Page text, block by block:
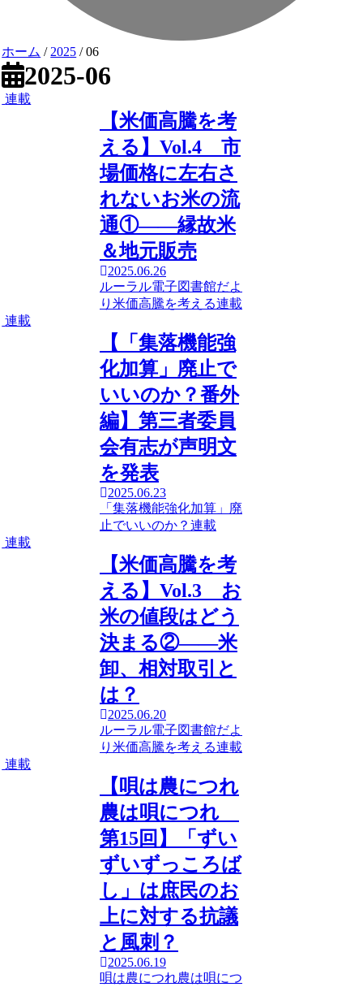
ホーム / 2025 /06
2025-06
連載
【米価高騰を考
える】Vol.4 市
場価格に左右さ
れないお米の流
通①――縁故米
＆地元販売
2025.06.26
ルーラル電子図書館だよ
り 米価高騰を考える連載
連載
【「集落機能強
化加算」廃止で
いいのか？番外
編】第三者委員
会有志が声明文
を発表
2025.06.23
「集落機能強化加算」廃
止でいいのか？ 連載
連載
【米価高騰を考
える】Vol.3 お
米の値段はどう
決まる②――米
卸、相対取引と
は？
2025.06.20
ルーラル電子図書館だよ
り 米価高騰を考える連載
連載
【唄は農につれ
農は唄につれ
第15回】「ずい
ずいずっころば
し」は庶民のお
上に対する抗議
と風刺？
2025.06.19
唄は農につれ農は唄につ